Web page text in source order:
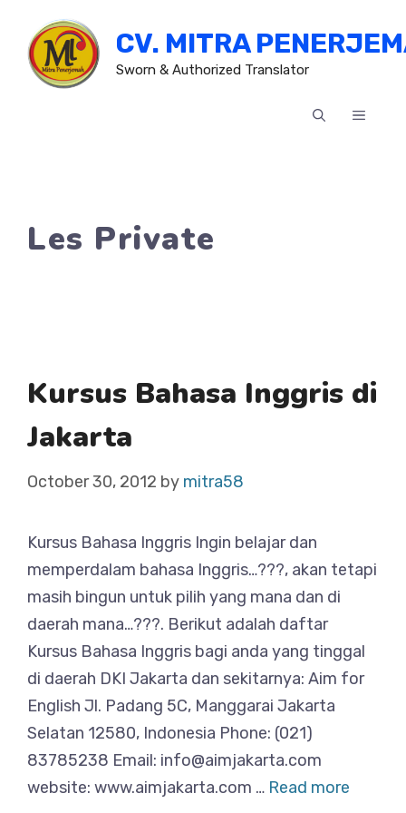
content
CV. MITRA
Sworn & Authorized Translator
MENU
Les Private
Kursus Bahasa Inggris di
Jakarta
October 30, 2012 by mitra58
Kursus Bahasa Inggris Ingin belajar dan
memperdalam bahasa Inggris…???, akan tetapi
masih bingun untuk pilih yang mana dan di
daerah mana…???. Berikut adalah daftar
Kursus Bahasa Inggris bagi anda yang tinggal
di daerah DKI Jakarta dan sekitarnya: Aim for
English Jl. Padang 5C, Manggarai Jakarta
Selatan 12580, Indonesia Phone: (021)
83785238 Email: info@aimjakarta.com
website: www.aimjakarta.com … Read more